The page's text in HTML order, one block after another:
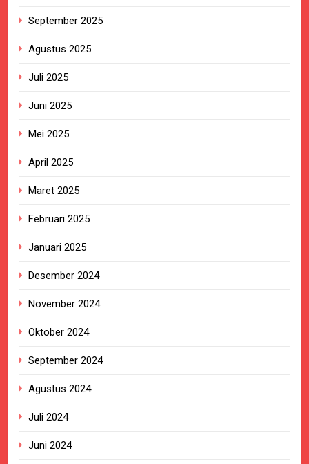
September 2025
Agustus 2025
Juli 2025
Juni 2025
Mei 2025
April 2025
Maret 2025
Februari 2025
Januari 2025
Desember 2024
November 2024
Oktober 2024
September 2024
Agustus 2024
Juli 2024
Juni 2024